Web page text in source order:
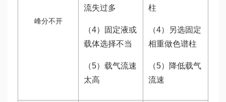
峰分不开
流失过多
（4）固定液或
载体选择不当
（5）载气流速
太高
柱
（4）另选固定
相重做色谱柱
（5）降低载气
流速